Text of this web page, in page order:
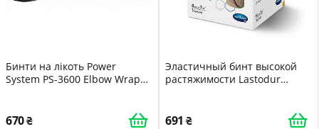
Бинти на лікоть Power
System PS-3600 Elbow Wraps
670
Эластичный бинт высокой
растяжимости Lastodur
691